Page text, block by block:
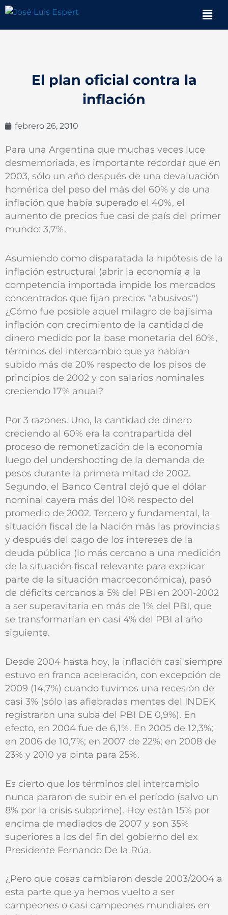
contenido
El plan oficial contra la
inflación
febrero 26, 2010
Para una Argentina que muchas veces luce
desmemoriada, es importante recordar que en
2003, sólo un año después de una devaluación
homérica del peso del más del 60% y de una
inflación que había superado el 40%, el
aumento de precios fue casi de país del primer
mundo: 3,7%.
Asumiendo como disparatada la hipótesis de la
inflación estructural (abrir la economía a la
competencia importada impide los mercados
concentrados que fijan precios "abusivos")
¿Cómo fue posible aquel milagro de bajísima
inflación con crecimiento de la cantidad de
dinero medido por la base monetaria del 60%,
términos del intercambio que ya habían
subido más de 20% respecto de los pisos de
principios de 2002 y con salarios nominales
creciendo 17% anual?
Por 3 razones. Uno, la cantidad de dinero
creciendo al 60% era la contrapartida del
proceso de remonetización de la economía
luego del undershooting de la demanda de
pesos durante la primera mitad de 2002.
Segundo, el Banco Central dejó que el dólar
nominal cayera más del 10% respecto del
promedio de 2002. Tercero y fundamental, la
situación fiscal de la Nación más las provincias
y después del pago de los intereses de la
deuda pública (lo más cercano a una medición
de la situación fiscal relevante para explicar
parte de la situación macroeconómica), pasó
de déficits cercanos a 5% del PBI en 2001-2002
a ser superavitaria en más de 1% del PBI, que
se transformarían en casi 4% del PBI al año
siguiente.
Desde 2004 hasta hoy, la inflación casi siempre
estuvo en franca aceleración, con excepción de
2009 (14,7%) cuando tuvimos una recesión de
casi 3% (sólo las afiebradas mentes del INDEK
registraron una suba del PBI DE 0,9%). En
efecto, en 2004 fue de 6,1%. En 2005 de 12,3%;
en 2006 de 10,7%; en 2007 de 22%; en 2008 de
23% y 2010 ya pinta para 25%.
Es cierto que los términos del intercambio
nunca pararon de subir en el período (salvo un
8% por la crisis subprime). Hoy están 15% por
encima de mediados de 2007 y son 35%
superiores a los del fin del gobierno del ex
Presidente Fernando De la Rúa.
¿Pero que cosas cambiaron desde 2003/2004 a
esta parte que ya hemos vuelto a ser
campeones o casi campeones mundiales en